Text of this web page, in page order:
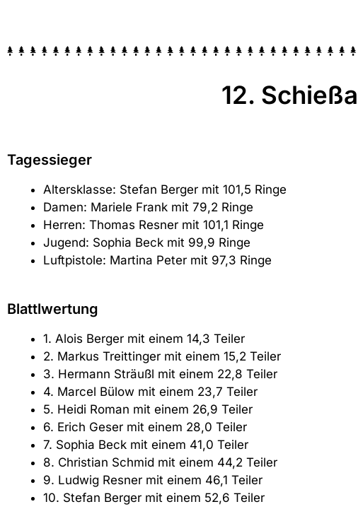
12.
Tagessieger
Altersklasse: Stefan Berger mit 101,5 Ringe
Damen: Mariele Frank mit 79,2 Ringe
Herren: Thomas Resner mit 101,1 Ringe
Jugend: Sophia Beck mit 99,9 Ringe
Luftpistole: Martina Peter mit 97,3 Ringe
Blattlwertung
1. Alois Berger mit einem 14,3 Teiler
2. Markus Treittinger mit einem 15,2 Teiler
3. Hermann Sträußl mit einem 22,8 Teiler
4. Marcel Bülow mit einem 23,7 Teiler
5. Heidi Roman mit einem 26,9 Teiler
6. Erich Geser mit einem 28,0 Teiler
7. Sophia Beck mit einem 41,0 Teiler
8. Christian Schmid mit einem 44,2 Teiler
9. Ludwig Resner mit einem 46,1 Teiler
10. Stefan Berger mit einem 52,6 Teiler